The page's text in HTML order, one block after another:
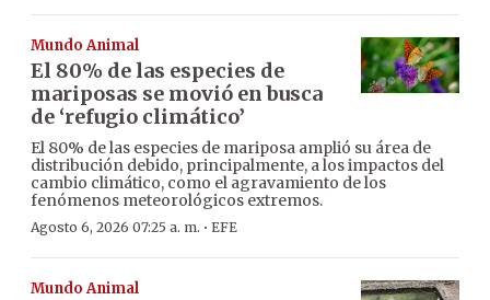
Mundo Animal
El 80% de las especies de
mariposas se movió en busca
de ‘refugio climático’
El 80% de las especies de mariposa amplió su área de
distribución debido, principalmente, a los impactos del
cambio climático, como el agravamiento de los
fenómenos meteorológicos extremos.
Agosto 6, 2026 07:25 a. m. · EFE
Mundo Animal